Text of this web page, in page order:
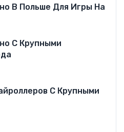
В Польше Для Игры На
С Крупными
С Крупными